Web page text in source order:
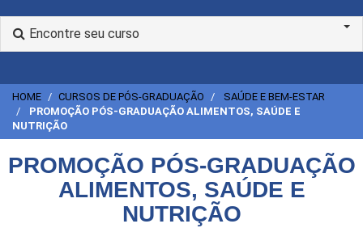
Encontre seu curso
HOME CURSOS DE PÓS-GRADUAÇÃO
SAÚDE E BEM-ESTAR
PROMOÇÃO PÓS-GRADUAÇÃO ALIMENTOS, SAÚDE E
NUTRIÇÃO
PROMOÇÃO PÓS-GRADUAÇÃO
ALIMENTOS, SAÚDE E
NUTRIÇÃO